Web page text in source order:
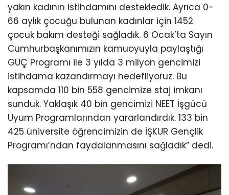
yakın kadının istihdamını destekledik. Ayrıca 0-
66 aylık çocuğu bulunan kadınlar için 1452
çocuk bakım desteği sağladık. 6 Ocak’ta Sayın
Cumhurbaşkanımızın kamuoyuyla paylaştığı
GÜÇ Programı ile 3 yılda 3 milyon gencimizi
istihdama kazandırmayı hedefliyoruz. Bu
kapsamda 110 bin 558 gencimize staj imkanı
sunduk. Yaklaşık 40 bin gencimizi NEET İşgücü
Uyum Programlarından yararlandırdık. 133 bin
425 üniversite öğrencimizin de İŞKUR Gençlik
Programı’ndan faydalanmasını sağladık” dedi.